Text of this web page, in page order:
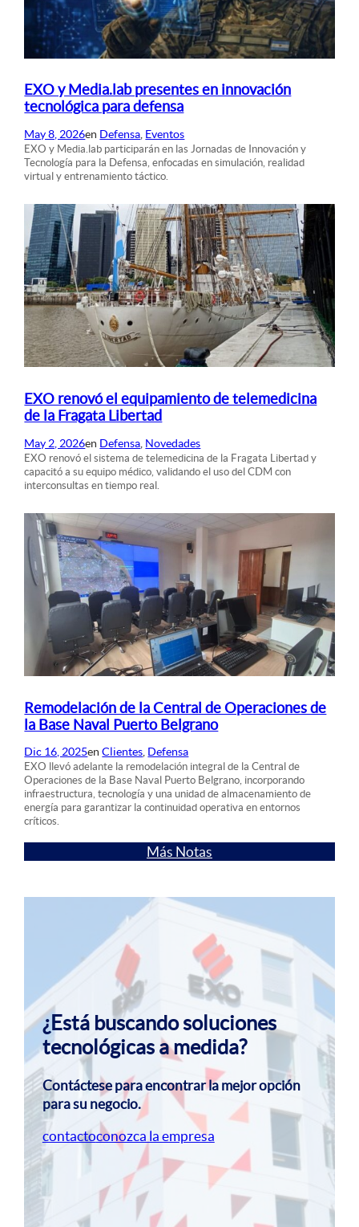
EXO y Media.lab presentes en innovación
tecnológica para defensa
May 8, 2026en Defensa, Eventos
EXO y Media.lab participarán en las Jornadas de Innovación y
Tecnología para la Defensa, enfocadas en simulación, realidad
virtual y entrenamiento táctico.
EXO renovó el equipamiento de telemedicina
de la Fragata Libertad
May 2, 2026en Defensa Novedades
EXO renovó el sistema de telemedicina de la Fragata Libertad y
capacitó a su equipo médico, validando el uso del CDM con
interconsultas en tiempo real.
Remodelación de la Central de Operaciones de
la Base Naval Puerto Belgrano
Dic 16, 2025enClientes, Defensa
EXO llevó adelante la remodelación integral de la Central de
Operaciones de la Base Naval Puerto Belgrano, incorporando
infraestructura, tecnología y una unidad de almacenamiento de
energía para garantizar la continuidad operativa en entornos
críticos.
Más Notas
¿Está buscando soluciones
tecnológicas a medida?
Contáctese para encontrar la mejor opción
para su negocio.
contactoconozca la empresa